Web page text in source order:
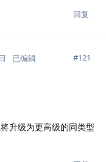
回复
已编辑 #121
升级为更高级的同类型